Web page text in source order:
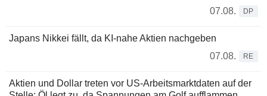
07.08.
DP
Japans Nikkei fällt, da KI-nahe Aktien nachgeben
07.08.
RE
Aktien und Dollar treten vor US-Arbeitsmarktdaten auf der